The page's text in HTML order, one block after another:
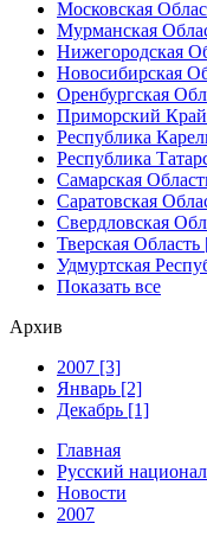
Московская
Мурманская
Нижегородская
Новосибирская
Оренбургская
Приморский
Республика
Республика
Самарская
Саратовская
Свердловская
Тверская Область
Удмуртская
Показать все
Архив
2007 [3]
Январь [2]
Декабрь [1]
Главная
Русский
Новости
2007